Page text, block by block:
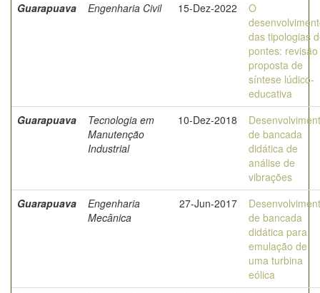
Guarapuava
Engenharia Civil 15-Dez-2022
O
das tipologias
pontes:
proposta de
síntese lúdico-
educativa
Guarapuava
Tecnologia em
Manutenção
Industrial
10-Dez-2018
de bancada
didática de
análise de
vibrações
Guarapuava
Engenharia
Mecânica
27-Jun-2017
de bancada
didática para
emulação de
uma turbina
eólica